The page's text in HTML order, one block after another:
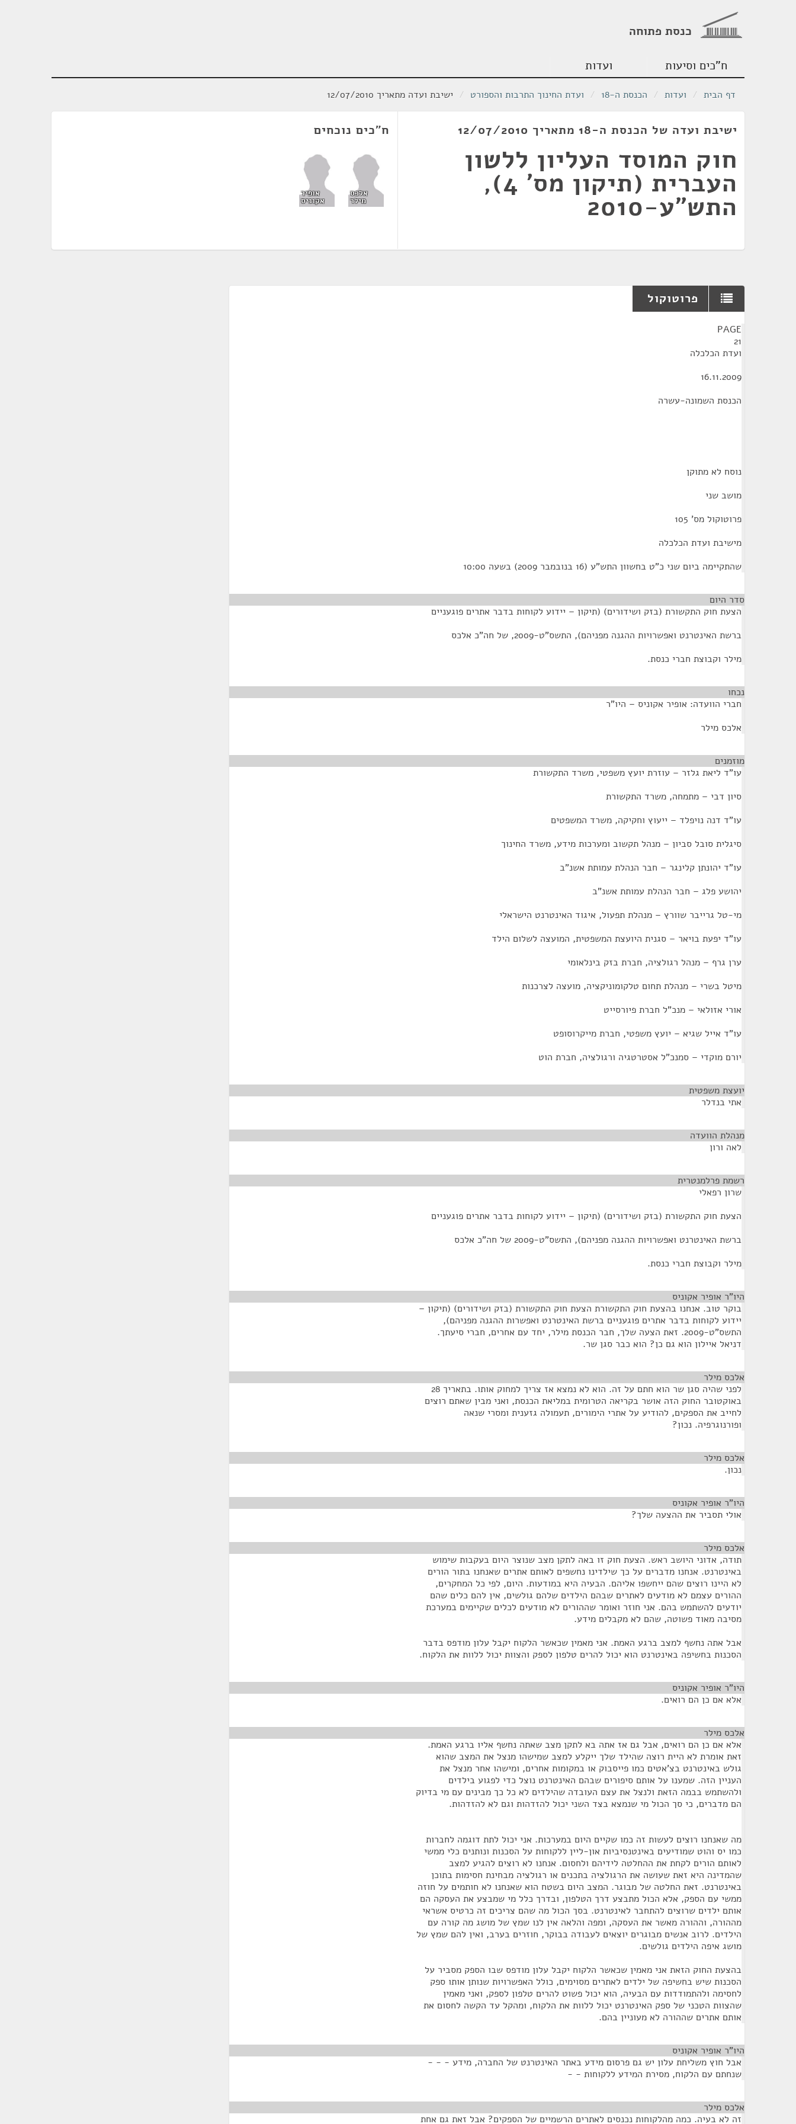
כנסת פתוחה
ח"כים וסיעות ועדות
דף הבית / ועדות / הכנסת ה-18 / ועדת החינוך התרבות והספורט / ישיבת ועדה מתאריך 12/07/2010
ישיבת ועדה של הכנסת ה-18 מתאריך 12/07/2010
חוק המוסד העליון ללשון
העברית (תיקון מס' 4),
התש"ע-2010
ח"כים נוכחים
אלכס
מילר
אופיר
אקוניס
פרוטוקול
PAGE
21
ועדת הכלכלה
16.11.2009
הכנסת השמונה-עשרה
נוסח לא מתוקן
מושב שני
פרוטוקול מס' 105
מישיבת ועדת הכלכלה
שהתקיימה ביום שני כ"ט בחשוון התש"ע (16 בנובמבר 2009) בשעה 10:00
סדר היום
הצעת חוק התקשורת (בזק ושידורים) (תיקון – יידוע לקוחות בדבר אתרים פוגעניים
ברשת האינטרנט ואפשרויות ההגנה מפניהם), התשס"ט-2009, של חה"כ אלכס
מילר וקבוצת חברי כנסת.
נכחו
חברי הוועדה: אופיר אקוניס – היו"ר
אלכס מילר
מוזמנים
עו"ד ליאת גלזר – עוזרת יועץ משפטי, משרד התקשורת
סיון דבי – מתמחה, משרד התקשורת
עו"ד דנה נויפלד – ייעוץ וחקיקה, משרד המשפטים
סיגלית סובל סביון – מנהל תקשוב ומערכות מידע, משרד החינוך
עו"ד יהונתן קלינגר – חבר הנהלת עמותת אשנ"ב
יהושע פלג – חבר הנהלת עמותת אשנ"ב
מי-טל גרייבר שוורץ – מנהלת תפעול, איגוד האינטרנט הישראלי
עו"ד יפעת בויאר – סגנית היועצת המשפטית, המועצה לשלום הילד
ערן גרף – מנהל רגולציה, חברת בזק בינלאומי
מיטל בשרי – מנהלת תחום טלקומוניקציה, מועצה לצרכנות
אורי אזולאי – מנכ"ל חברת פיורסייט
עו"ד אייל שגיא – יועץ משפטי, חברת מייקרוסופט
יורם מוקדי – סמנכ"ל אסטרטגיה ורגולציה, חברת הוט
יועצת משפטית
אתי בנדלר
מנהלת הוועדה
לאה ורון
רשמת פרלמנטרית
שרון רפאלי
הצעת חוק התקשורת (בזק ושידורים) (תיקון – יידוע לקוחות בדבר אתרים פוגעניים
ברשת האינטרנט ואפשרויות ההגנה מפניהם), התשס"ט-2009 של חה"כ אלכס
מילר וקבוצת חברי כנסת.
היו"ר אופיר אקוניס
בוקר טוב. אנחנו בהצעת חוק התקשורת הצעת חוק התקשורת (בזק ושידורים) (תיקון –
יידוע לקוחות בדבר אתרים פוגעניים ברשת האינטרנט ואפשרות ההגנה מפניהם),
התשס"ט-2009. זאת הצעה שלך, חבר הכנסת מילר, יחד עם אחרים, חברי סיעתך.
דניאל איילון הוא גם כן? הוא כבר סגן שר.
אלכס מילר
לפני שהיה סגן שר הוא חתם על זה. הוא לא נמצא אז צריך למחוק אותו. בתאריך 28
באוקטובר החוק הזה אושר בקריאה הטרומית במליאת הכנסת, ואני מבין שאתם רוצים
לחייב את הספקים, להודיע על אתרי הימורים, תעמולה גזענית ומסרי שנאה
ופורנוגרפיה. נכון?
אלכס מילר
נכון.
היו"ר אופיר אקוניס
אולי תסביר את ההצעה שלך?
אלכס מילר
תודה, אדוני היושב ראש. הצעת חוק זו באה לתקן מצב שנוצר היום בעקבות שימוש
באינטרנט. אנחנו מדברים על כך שילדינו נחשפים לאותם אתרים שאנחנו בתור הורים
לא היינו רוצים שהם ייחשפו אליהם. הבעיה היא במודעות. היום, לפי כל המחקרים,
ההורים עצמם לא מודעים לאתרים שבהם הילדים שלהם גולשים, אין להם כלים שהם
יודעים להשתמש בהם. אני חוזר ואומר שההורים לא מודעים לכלים שקיימים במערכת
מסיבה מאוד פשוטה, שהם לא מקבלים מידע.
אבל אתה נחשף למצב ברגע האמת. אני מאמין שכאשר הלקוח יקבל עלון מודפס בדבר
הסכנות בחשיפה באינטרנט הוא יכול להרים טלפון לספק והצוות יכול ללוות את הלקוח.
היו"ר אופיר אקוניס
אלא אם כן הם רואים.
אלכס מילר
אלא אם כן הם רואים, אבל גם אז אתה בא לתקן מצב שאתה נחשף אליו ברגע האמת.
זאת אומרת לא היית רוצה שהילד שלך ייקלע למצב שמישהו מנצל את המצב שהוא
גולש באינטרנט בצ'אטים כמו פייסבוק או במקומות אחרים, ומישהו אחר מנצל את
העניין הזה. שמענו על אותם סיפורים שבהם האינטרנט נוצל כדי לפגוע בילדים
ולהשתמש בבמה הזאת ולנצל את עצם העובדה שהילדים לא כל כך מבינים עם מי בדיוק
הם מדברים, כי סך הכול מי שנמצא בצד השני יכול להזדהות וגם לא להזדהות.
מה שאנחנו רוצים לעשות זה כמו שקיים היום במערכות. אני יכול לתת דוגמה לחברות
כמו יס והוט שמודיעים באינטנסיביות און-ליין ללקוחות על הסכנות ונותנים כלי ממשי
לאותם הורים לקחת את ההחלטה לידיהם ולחסום. אנחנו לא רוצים להגיע למצב
שהמדינה היא זאת שעושה את הרגולציה בתכנים או רגולציה מבחינת חסימות בתוכן
באינטרנט. זאת החלטה של מבוגר. המצב היום בשטח הוא שאנחנו לא חותמים על חוזה
ממשי עם הספק, אלא הכול מתבצע דרך הטלפון, ובדרך כלל מי שמבצע את העסקה הם
אותם ילדים שרוצים להתחבר לאינטרנט. בסך הכול מה שהם צריכים זה כרטיס אשראי
מההורה, וההורה מאשר את העסקה, ומפה והלאה אין לנו שמץ של מושג מה קורה עם
הילדים. לרוב אנשים מבוגרים יוצאים לעבודה בבוקר, חוזרים בערב, ואין להם שמץ של
מושג איפה הילדים גולשים.
בהצעת החוק הזאת אני מאמין שכאשר הלקוח יקבל עלון מודפס שבו הספק מסביר על
הסכנות שיש בחשיפה של ילדים לאתרים מסוימים, כולל האפשרויות שנותן אותו ספק
לחסימה ולהתמודדות עם הבעיה, הוא יכול פשוט להרים טלפון לספק, ואני מאמין
שהצוות הטכני של ספק האינטרנט יכול ללוות את הלקוח, ומהקל עד הקשה לחסום את
אותם אתרים שההורה לא מעוניין בהם.
היו"ר אופיר אקוניס
אבל חוץ משליחת עלון יש גם פרסום מידע באתר האינטרנט של החברה, מידע - - -
שנחתם עם הלקוח, מסירת המידע ללקוחות - -
אלכס מילר
זה לא בעיה. כמה מהלקוחות נכנסים לאתרים הרשמיים של הספקים? אבל זאת גם אחת